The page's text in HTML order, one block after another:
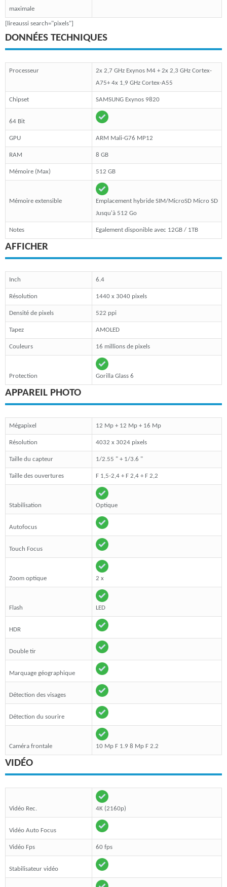
maximale
[lireaussi search="pixels"]
DONNÉES TECHNIQUES
Processeur
2x 2,7 GHz Exynos M4 + 2x 2,3 GHz Cortex-
A75+ 4x 1,9 GHz Cortex-A55
Chipset SAMSUNG Exynos 9820
64 Bit
GPU ARM Mali-G76 MP12
RAM 8 GB
Mémoire (Max) 512 GB
Mémoire extensible
Emplacement hybride SIM/MicroSD Micro SD
Jusqu'à 512 Go
Notes Egalement disponible avec 12GB / 1TB
AFFICHER
Inch 6.4
Résolution 1440 x 3040 pixels
Densité de pixels 522 ppi
Tapez AMOLED
Couleurs 16 millions de pixels
Protection Gorilla Glass 6
APPAREIL PHOTO
Mégapixel 12 Mp + 12 Mp + 16 Mp
Résolution 4032 x 3024 pixels
Taille du capteur 1/2.55 " + 1/3.6 "
Taille des ouvertures F 1,5-2,4 + F 2,4 + F 2,2
Stabilisation Optique
Autofocus
Touch Focus
Zoom optique 2 x
Flash LED
HDR
Double tir
Marquage géographique
Détection des visages
Détection du sourire
Caméra frontale 10 Mp F 1.9 8 Mp F 2.2
VIDÉO
Vidéo Rec. 4K (2160p)
Vidéo Auto Focus
Vidéo Fps 60 fps
Stabilisateur vidéo